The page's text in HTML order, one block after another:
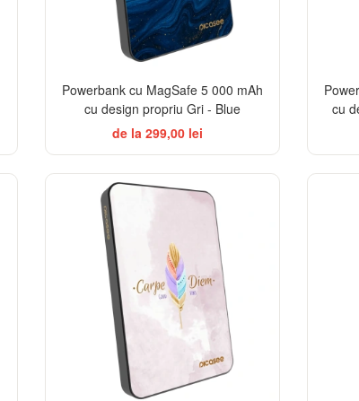
Powerbank cu MagSafe 5 000 mAh
cu design propriu Gri - Blue
de la 299,00 lei
cu